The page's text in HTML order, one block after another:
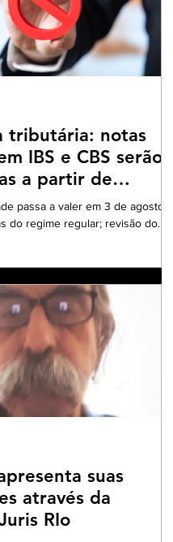
tributária: notas
IBS e CBS serão
a partir de
passa a valer em 3 de agosto
do regime regular; revisão dos
a rejeitar a emissão de NF-e
contenham o preenchimento
ao Imposto sobre Bens e
e à Contribuição sobre Bens e
A mudança marca uma das
de validação obrigatória
suas
da
RIo